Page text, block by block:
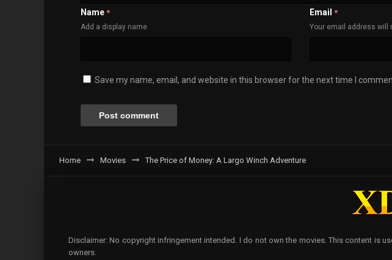
Name *
Add a display name
Email *
Your email address will
Save my name, email, and website in this browser for the next time I
Home Movies The Price of Money: A Largo Winch Adventure
Disclaimer: No copyright infringement intended. I do not own the movies. This content is
owners.